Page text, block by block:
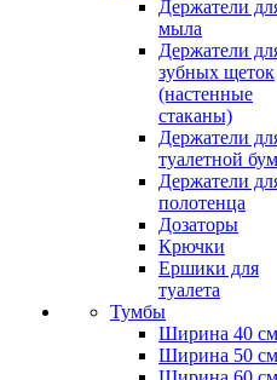
Держатели
мыла
Держатели
зубных щеток
(настенные
стаканы)
Держатели
туалетной
Держатели
полотенца
Дозаторы
Крючки
Ершики для
туалета
Тумбы
Ширина 40 см
Ширина 50 см